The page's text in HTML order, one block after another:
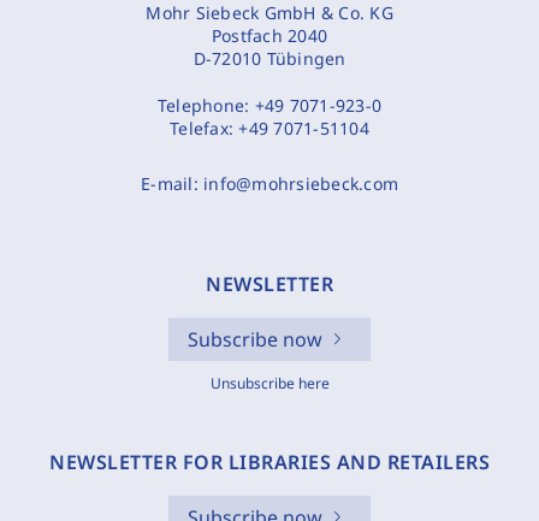
Mohr Siebeck GmbH & Co. KG
Postfach 2040
D-72010 Tübingen
Telephone: +49 7071-923-0
Telefax:+49 7071-51104
E-mail: info@mohrsiebeck.com
NEWSLETTER
Subscribe now
Unsubscribe here
NEWSLETTER FOR LIBRARIES AND RETAILERS